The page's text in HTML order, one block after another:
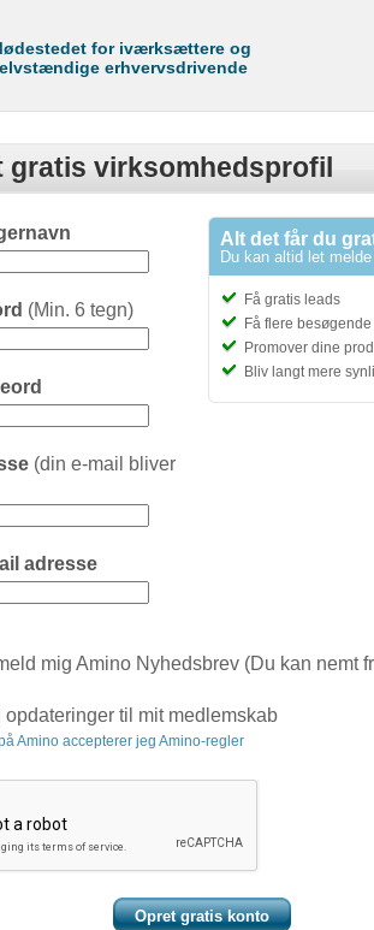
for iværksættere og
erhvervsdrivende
gratis virksomhedsprofil
Alt det får du
Du kan altid let
Få gratis leads
Få flere
Promover dine
Bliv langt mere
(Min. 6 tegn)
(din e-mail bliver
adresse
mig Amino Nyhedsbrev (Du kan nemt
opdateringer til mit medlemskab
Amino accepterer jeg Amino-regler